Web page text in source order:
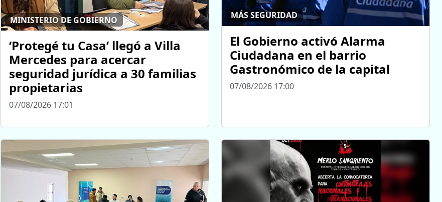
MINISTERIO DE GOBIERNO
‘Protegé tu Casa’ llegó a Villa
Mercedes para acercar
seguridad jurídica a 30 familias
propietarias
07/08/2026 17:01
MÁS SEGURIDAD
El Gobierno activó Alarma
Ciudadana en el barrio
Gastronómico de la capital
07/08/2026 17:00